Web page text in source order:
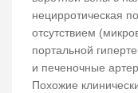
нецирротическая
отсутствием
портальной
и печеночные
Похожие